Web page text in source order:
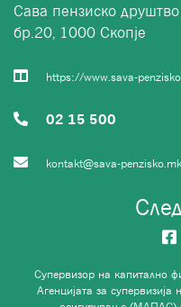
Сава пензиско
бр.20, 1000 Скопје
https://www.sava-
02 15 500
kontakt@sava-penzisko.mk
Супервизор на капитално
Агенцијата за